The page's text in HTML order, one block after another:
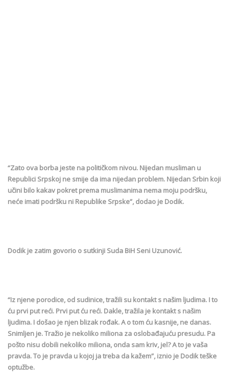
“Zato ova borba jeste na političkom nivou. Nijedan musliman u
Republici Srpskoj ne smije da ima nijedan problem. Nijedan Srbin koji
učini bilo kakav pokret prema muslimanima nema moju podršku,
neće imati podršku ni Republike Srpske”, dodao je Dodik.
Dodik je zatim govorio o sutkinji Suda BiH Seni Uzunović.
“Iz njene porodice, od sudinice, tražili su kontakt s našim ljudima. I to
ću prvi put reći. Prvi put ću reći. Dakle, tražila je kontakt s našim
ljudima. I došao je njen blizak rođak. A o tom ću kasnije, ne danas.
Snimljen je. Tražio je nekoliko miliona za oslobađajuću presudu. Pa
pošto nisu dobili nekoliko miliona, onda sam kriv, jel? A to je vaša
pravda. To je pravda u kojoj ja treba da kažem”, iznio je Dodik teške
optužbe.